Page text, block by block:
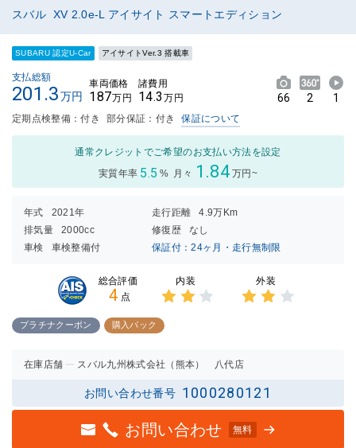
スバル XV 2.0e-L アイサイト スマートエディション
SUBARU 認定U-Car アイサイトVer.3 搭載車
支払総額
201.3万円
車両価格
187万円
諸費用
14.3 万円 66 2 1
定期点検整備：付き 部分保証：付き 保証について
通常クレジットでご希望のお支払い方法を設定
実質年率 5.5 % 月々 1.84 万円~
年式 2021年 走行距離
4.9万Km
排気量
2000cc 修復歴
なし
車検
車検整備付 保証付：24ヶ月・走行無制限
総合評価
4 点
内装
2点の
外装
プラチナクーポン 購入パック
在庫店舗 スバル九州株式会社（熊本） 八代店
お問い合わせ番号 1000280121
お問い合わせ 無料